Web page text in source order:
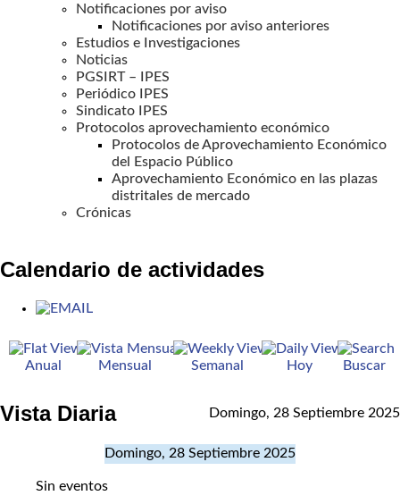
Notificaciones por aviso
Notificaciones por aviso anteriores
Estudios e Investigaciones
Noticias
PGSIRT – IPES
Periódico IPES
Sindicato IPES
Protocolos aprovechamiento económico
Protocolos de Aprovechamiento Económico
del Espacio Público
Aprovechamiento Económico en las plazas
distritales de mercado
Crónicas
Calendario de actividades
Anual Mensual Semanal Hoy Buscar
Vista Diaria Domingo, 28 Septiembre 2025
Domingo, 28 Septiembre 2025
Sin eventos